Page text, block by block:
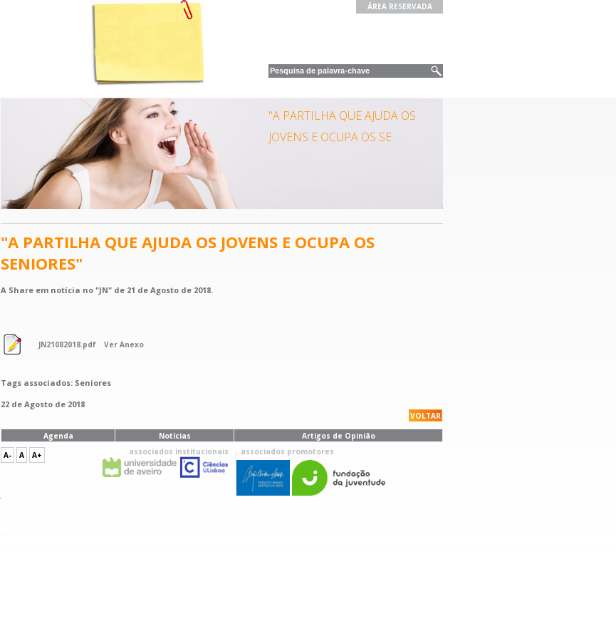
ÁREA RESERVADA
"A PARTILHA QUE AJUDA OS
JOVENS E OCUPA OS SE
"A PARTILHA QUE AJUDA OS JOVENS E OCUPA OS
SENIORES"
A Share em notícia no "JN" de 21 de Agosto de 2018.
JN21082018.pdf Ver Anexo
Tags associados: Seniores
22 de Agosto de 2018
VOLTAR
Agenda
Notícias
Artigos de Opinião
A-
A A+ associados promotores
associados institucionais